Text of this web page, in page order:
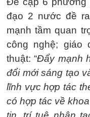
đạo 2 nước đề
mạnh tầm quan
công nghệ; giáo
thuật: “Đẩy mạnh
đổi mới sáng tạo
lĩnh vực hợp tác
có hợp tác về